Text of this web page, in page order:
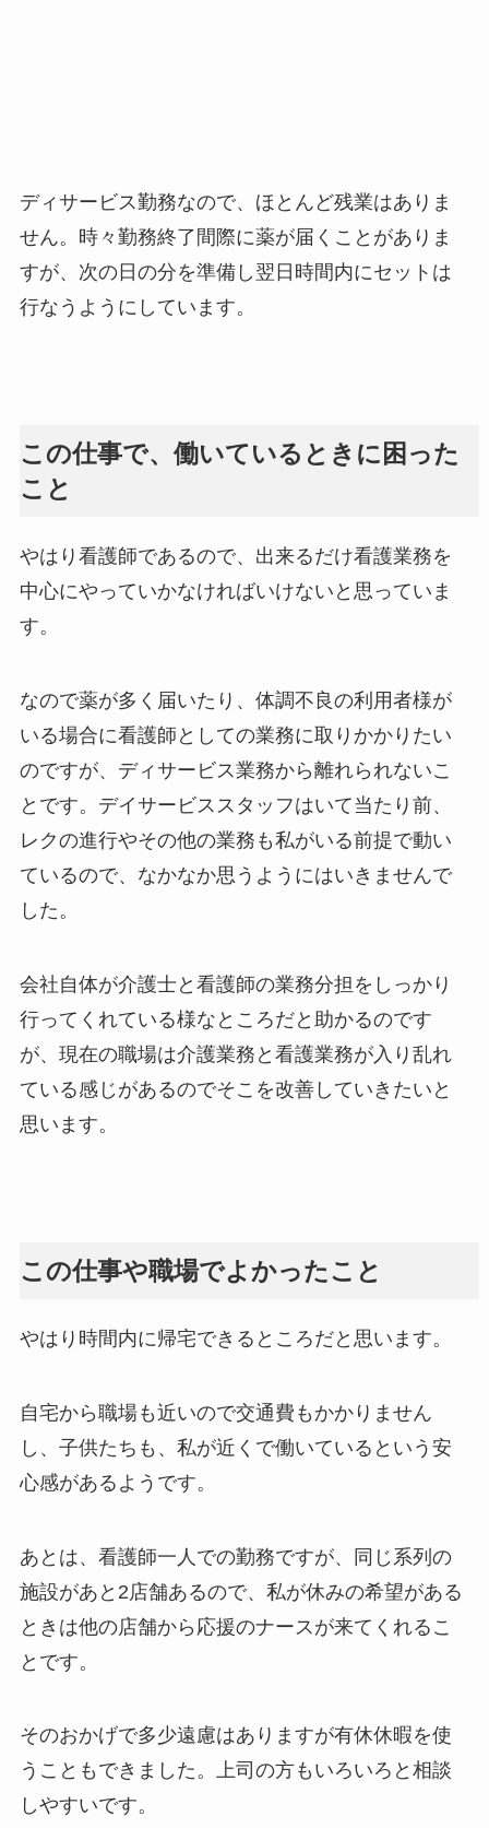
ディサービス勤務なので、ほとんど残業はありま
せん。時々勤務終了間際に薬が届くことがありま
すが、次の日の分を準備し翌日時間内にセットは
行なうようにしています。
この仕事で、働いているときに困った
こと
やはり看護師であるので、出来るだけ看護業務を
中心にやっていかなければいけないと思っていま
す。
なので薬が多く届いたり、体調不良の利用者様が
いる場合に看護師としての業務に取りかかりたい
のですが、ディサービス業務から離れられないこ
とです。デイサービススタッフはいて当たり前、
レクの進行やその他の業務も私がいる前提で動い
ているので、なかなか思うようにはいきませんで
した。
会社自体が介護士と看護師の業務分担をしっかり
行ってくれている様なところだと助かるのです
が、現在の職場は介護業務と看護業務が入り乱れ
ている感じがあるのでそこを改善していきたいと
思います。
この仕事や職場でよかったこと
やはり時間内に帰宅できるところだと思います。
自宅から職場も近いので交通費もかかりません
し、子供たちも、私が近くで働いているという安
心感があるようです。
あとは、看護師一人での勤務ですが、同じ系列の
施設があと2店舗あるので、私が休みの希望がある
ときは他の店舗から応援のナースが来てくれるこ
とです。
そのおかげで多少遠慮はありますが有休休暇を使
うこともできました。上司の方もいろいろと相談
しやすいです。